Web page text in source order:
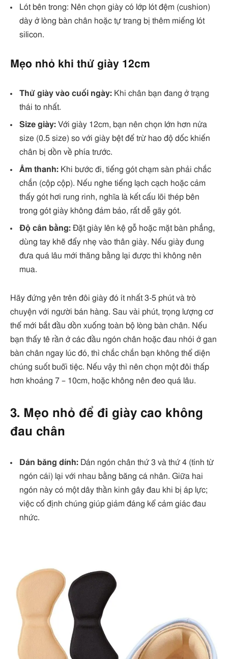
Lót bên trong: Nên chọn giày có lớp lót đệm (cushion)
dày ở lòng bàn chân hoặc tự trang bị thêm miếng lót
silicon.
Mẹo nhỏ khi thử giày 12cm
Thử giày vào cuối ngày: Khi chân bạn đang ở trạng
thái to nhất.
Size giày: Với giày 12cm, bạn nên chọn lớn hơn nửa
size (0.5 size) so với giày bệt để trừ hao độ dốc khiến
chân bị dồn về phía trước.
Âm thanh: Khi bước đi, tiếng gót chạm sàn phải chắc
chắn (cộp cộp). Nếu nghe tiếng lạch cạch hoặc cảm
thấy gót hơi rung rinh, nghĩa là kết cấu lõi thép bên
trong gót giày không đảm bảo, rất dễ gãy gót.
Độ cân bằng: Đặt giày lên kệ gỗ hoặc mặt bàn phẳng,
dùng tay khẽ đẩy nhẹ vào thân giày. Nếu giày đung
đưa quá lâu mới thăng bằng lại được thì không nên
mua.
Hãy đứng yên trên đôi giày đó ít nhất 3-5 phút và trò
chuyện với người bán hàng. Sau vài phút, trọng lượng cơ
thể mới bắt đầu dồn xuống toàn bộ lòng bàn chân. Nếu
bạn thấy tê rần ở các đầu ngón chân hoặc đau nhói ở gan
bàn chân ngay lúc đó, thì chắc chắn bạn không thể diện
chúng suốt buổi tiệc. Nếu vậy thì nên chọn một đôi thấp
hơn khoảng 7 – 10cm, hoặc không nên đeo quá lâu.
3. Mẹo nhỏ để đi giày cao không
đau chân
Dán băng dính: Dán ngón chân thứ 3 và thứ 4 (tính từ
ngón cái) lại với nhau bằng băng cá nhân. Giữa hai
ngón này có một dây thần kinh gây đau khi bị áp lực;
việc cố định chúng giúp giảm đáng kể cảm giác đau
nhức.